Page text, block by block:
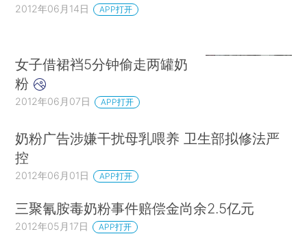
2012年06月14日 APP打开
女子借裙裆5分钟偷走两罐奶
粉
2012年06月07日 APP打开
奶粉广告涉嫌干扰母乳喂养 卫生部拟修法严
控
2012年06月01日 APP打开
三聚氰胺毒奶粉事件赔偿金尚余2.5亿元
2012年05月17日 APP打开